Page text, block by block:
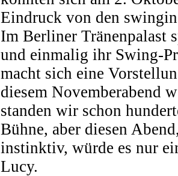
Eindruck von den
Im Berliner Tränenpalast
und einmalig ihr Swing-
macht sich eine
diesem Novemberabend
standen wir schon
Bühne, aber diesen
instinktiv, würde es nur
Lucy.